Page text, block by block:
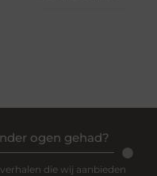
ogen gehad?
die wij aanbieden